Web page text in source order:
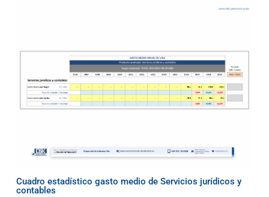
Cuadro estadístico gasto medio de Servicios jurídicos y
contables